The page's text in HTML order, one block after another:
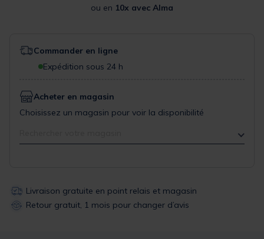
ou en 10x avec Alma
Commander en ligne
Expédition sous 24 h
Acheter en magasin
Choisissez un magasin pour voir la disponibilité
Livraison gratuite en point relais et magasin
Retour gratuit, 1 mois pour changer d’avis